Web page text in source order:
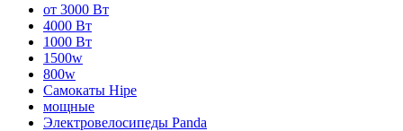
от 3000 Вт
4000 Вт
1000 Вт
1500w
800w
Самокаты Hipe
мощные
Электровелосипеды Panda